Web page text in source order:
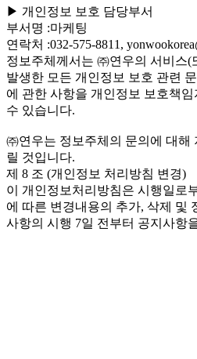
▶ 개인정보 보호 담당부서
부서명 :마케팅
연락처 :032-575-8811,
정보주체께서는 ㈜연우의 서비스(
발생한 모든 개인정보 보호 관련
에 관한 사항을 개인정보 보호책
수 있습니다.
㈜연우는 정보주체의 문의에 대해
릴 것입니다.
제 8 조 (개인정보 처리방침 변경)
이 개인정보처리방침은 시행일로
에 따른 변경내용의 추가, 삭제 및
사항의 시행 7일 전부터 공지사항